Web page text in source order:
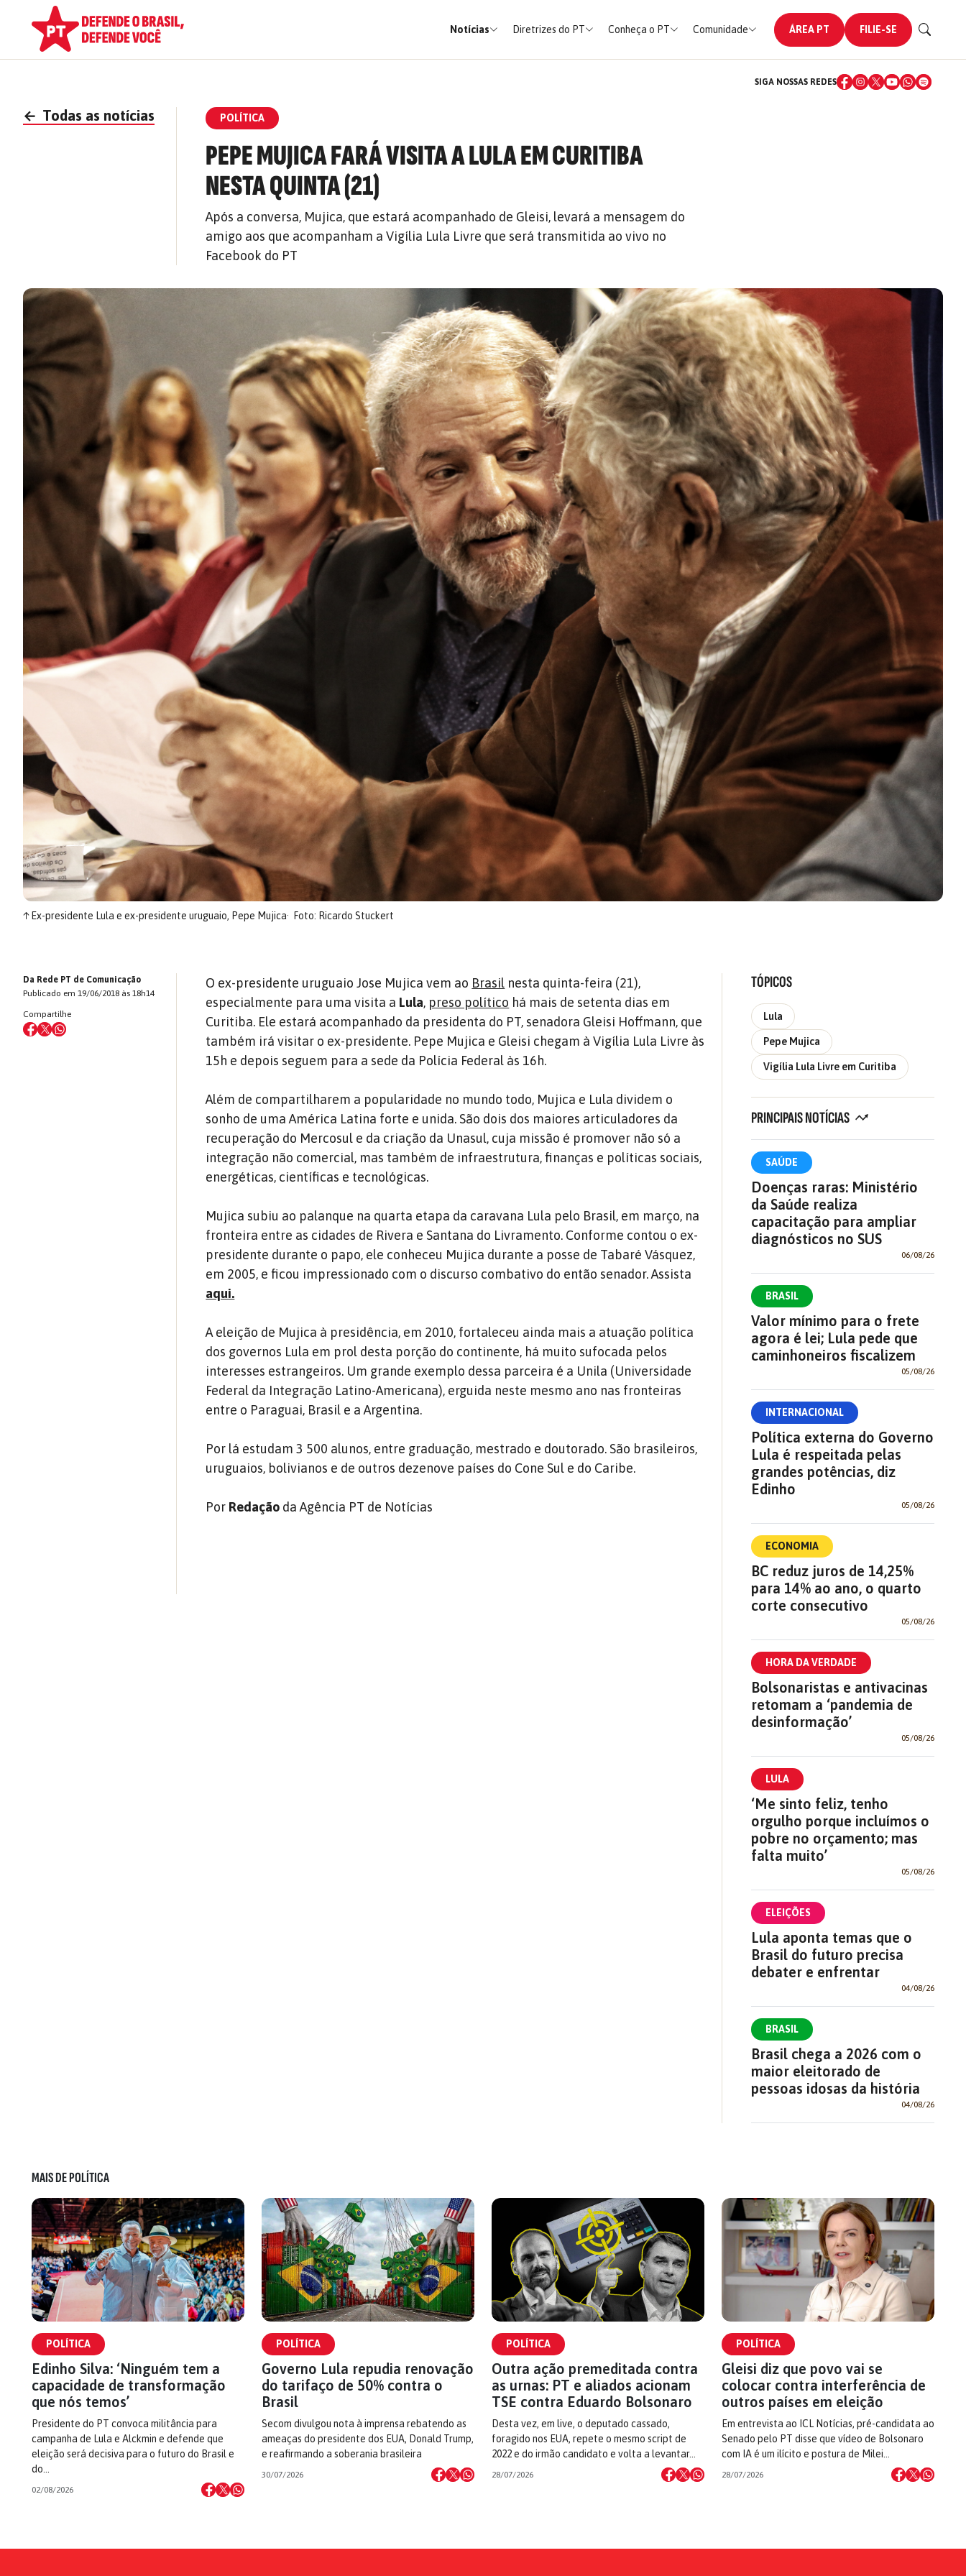
Notícias Diretrizes do PT Conheça o PT Comunidade ÁREA PT FILIE-SE
SIGA NOSSAS REDES
← Todas as notícias POLÍTICA
PEPE MUJICA FARÁ VISITA A LULA EM CURITIBA
NESTA QUINTA (21)
Após a conversa, Mujica, que estará acompanhado de Gleisi, levará a mensagem do
amigo aos que acompanham a Vigília Lula Livre que será transmitida ao vivo no
Facebook do PT
↑Ex-presidente Lula e ex-presidente uruguaio, Pepe Mujica Foto: Ricardo Stuckert
Da Rede PT de Comunicação
Publicado em 19/06/2018 às 18h14
Compartilhe
O ex-presidente uruguaio Jose Mujica vem ao Brasil nesta quinta-feira (21),
especialmente para uma visita a Lula, preso político há mais de setenta dias em
Curitiba. Ele estará acompanhado da presidenta do PT, senadora Gleisi Hoffmann, que
também irá visitar o ex-presidente. Pepe Mujica e Gleisi chegam à Vigília Lula Livre às
15h e depois seguem para a sede da Polícia Federal às 16h.
Além de compartilharem a popularidade no mundo todo, Mujica e Lula dividem o
sonho de uma América Latina forte e unida. São dois dos maiores articuladores da
recuperação do Mercosul e da criação da Unasul, cuja missão é promover não só a
integração não comercial, mas também de infraestrutura, finanças e políticas sociais,
energéticas, científicas e tecnológicas.
Mujica subiu ao palanque na quarta etapa da caravana Lula pelo Brasil, em março, na
fronteira entre as cidades de Rivera e Santana do Livramento. Conforme contou o ex-
presidente durante o papo, ele conheceu Mujica durante a posse de Tabaré Vásquez,
em 2005, e ficou impressionado com o discurso combativo do então senador. Assista
aqui.
A eleição de Mujica à presidência, em 2010, fortaleceu ainda mais a atuação política
dos governos Lula em prol desta porção do continente, há muito sufocada pelos
interesses estrangeiros. Um grande exemplo dessa parceira é a Unila (Universidade
Federal da Integração Latino-Americana), erguida neste mesmo ano nas fronteiras
entre o Paraguai, Brasil e a Argentina.
Por lá estudam 3 500 alunos, entre graduação, mestrado e doutorado. São brasileiros,
uruguaios, bolivianos e de outros dezenove países do Cone Sul e do Caribe.
Por Redação da Agência PT de Notícias
TÓPICOS
Lula
Pepe Mujica
Vigília Lula Livre em Curitiba
PRINCIPAIS NOTÍCIAS
SAÚDE
Doenças raras: Ministério
da Saúde realiza
capacitação para ampliar
diagnósticos no SUS
06/08/26
BRASIL
Valor mínimo para o frete
agora é lei; Lula pede que
caminhoneiros fiscalizem
05/08/26
INTERNACIONAL
Política externa do Governo
Lula é respeitada pelas
grandes potências, diz
Edinho
05/08/26
ECONOMIA
BC reduz juros de 14,25%
para 14% ao ano, o quarto
corte consecutivo
05/08/26
HORA DA VERDADE
Bolsonaristas e antivacinas
retomam a ‘pandemia de
desinformação’
05/08/26
LULA
‘Me sinto feliz, tenho
orgulho porque incluímos o
pobre no orçamento; mas
falta muito’
05/08/26
ELEIÇÕES
Lula aponta temas que o
Brasil do futuro precisa
debater e enfrentar
04/08/26
BRASIL
Brasil chega a 2026 com o
maior eleitorado de
pessoas idosas da história
04/08/26
MAIS DE POLÍTICA
POLÍTICA
Edinho Silva: ‘Ninguém tem a
capacidade de transformação
que nós temos’
Presidente do PT convoca militância para
campanha de Lula e Alckmin e defende que
eleição será decisiva para o futuro do Brasil e
do…
02/08/2026
POLÍTICA
Governo Lula repudia renovação
do tarifaço de 50% contra o
Brasil
Secom divulgou nota à imprensa rebatendo as
ameaças do presidente dos EUA, Donald Trump,
e reafirmando a soberania brasileira
30/07/2026
POLÍTICA
Outra ação premeditada contra
as urnas: PT e aliados acionam
TSE contra Eduardo Bolsonaro
Desta vez, em live, o deputado cassado,
foragido nos EUA, repete o mesmo script de
2022 e do irmão candidato e volta a levantar…
28/07/2026
POLÍTICA
Gleisi diz que povo vai se
colocar contra interferência de
outros países em eleição
Em entrevista ao ICL Notícias, pré-candidata ao
Senado pelo PT disse que vídeo de Bolsonaro
com IA é um ilícito e postura de Milei…
28/07/2026